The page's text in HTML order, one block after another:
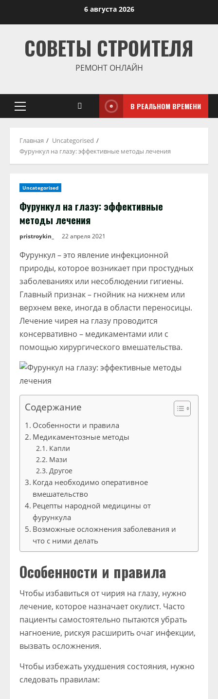
6 августа 2026
СОВЕТЫ СТРОИТЕЛЯ
РЕМОНТ ОНЛАЙН
Основное
В РЕАЛЬНОМ ВРЕМЕНИ
Главная
Uncategorised
Фурункул на глазу: эффективные методы лечения
Uncategorised
Фурункул на глазу: эффективные
методы лечения
pristroykin_ 22 апреля 2021
Фурункул – это явление инфекционной
природы, которое возникает при простудных
заболеваниях или несоблюдении гигиены.
Главный признак – гнойник на нижнем или
верхнем веке, иногда в области переносицы.
Лечение чирея на глазу проводится
консервативно – медикаментами или с
помощью хирургического вмешательства.
Содержание
Особенности и правила
Медикаментозные методы
Капли
Мази
Другое
Когда необходимо оперативное
вмешательство
Рецепты народной медицины от
фурункула
Возможные осложнения заболевания и
что с ними делать
Особенности и правила
Чтобы избавиться от чирия на глазу, нужно
лечение, которое назначает окулист. Часто
пациенты самостоятельно пытаются убрать
нагноение, рискуя расширить очаг инфекции,
вызвать осложнения.
Чтобы избежать ухудшения состояния, нужно
следовать правилам: